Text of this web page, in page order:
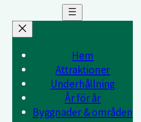
Hem
Attraktioner
Underhållning
År för år
Byggnader & områden